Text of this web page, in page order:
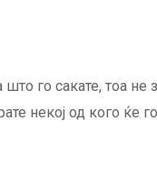
го сакате, тоа не
некој од кого ќе